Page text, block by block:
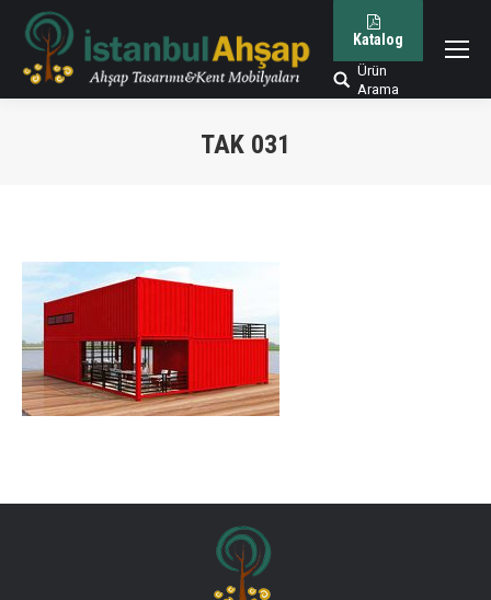
Katalog
Arama:
Ürün
Arama
TAK 031